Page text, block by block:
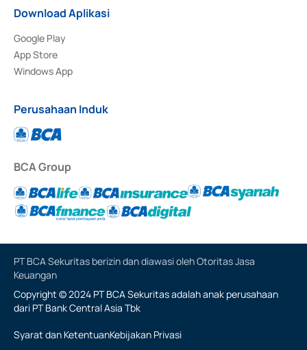
Download Aplikasi
Google Play
App Store
Windows App
Perusahaan Induk
BCA Group
PT BCA Sekuritas berizin dan diawasi oleh Otoritas Jasa
Keuangan
Copyright © 2024 PT BCA Sekuritas adalah anak perusahaan
dari PT Bank Central Asia Tbk
Syarat dan KetentuanKebijakan Privasi